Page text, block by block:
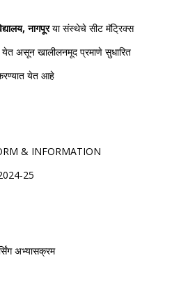
नागपूरया संस्थेचे सीट मॅट्रिक्स
येत असून खालीलनमूद प्रमाणे सुधारित
येत आहे
& INFORMATION
25
अभ्यासक्रम